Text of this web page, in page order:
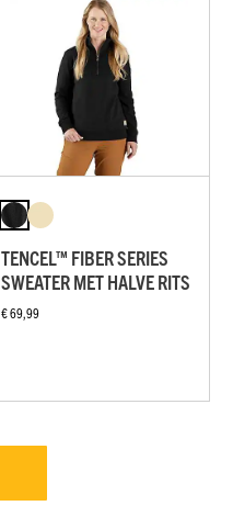
TENCEL™ FIBER SERIES
SWEATER MET HALVE RITS
€ 69,99